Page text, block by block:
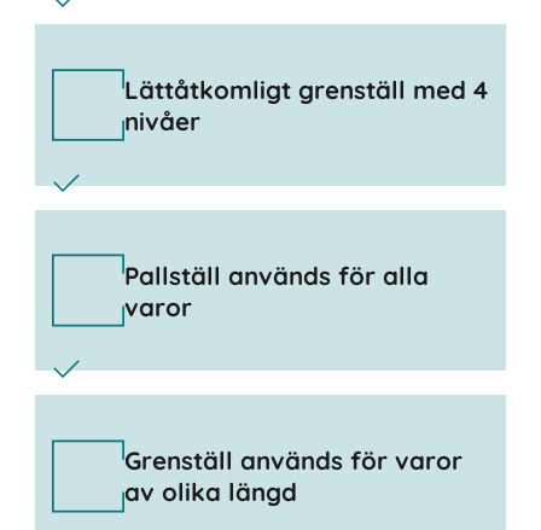
Lättåtkomligt grenställ med 4
nivåer
Pallställ används för alla
varor
Grenställ används för varor
av olika längd